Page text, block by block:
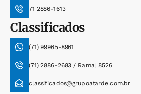
71 2886-1613
Classificados
(71) 99965-8961
(71) 2886-2683 / Ramal 8526
classificados@grupoatarde.com.br